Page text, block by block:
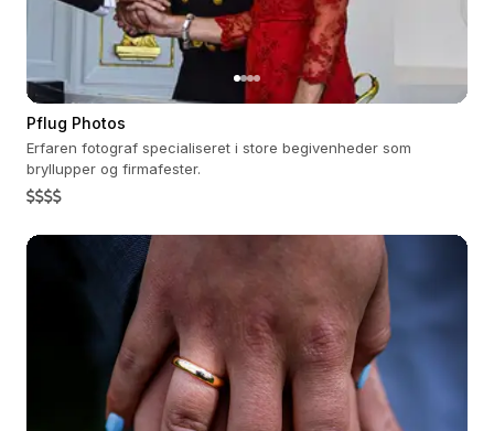
Pflug Photos
Erfaren fotograf specialiseret i store begivenheder som
bryllupper og firmafester.